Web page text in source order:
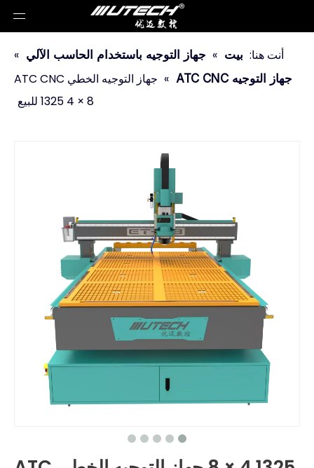
أنت هنا: بيت » جهاز التوجيه باستخدام الحاسب الآلي »
جهاز التوجيه ATC CNC »
جهاز التوجيه الخطي ATC CNC
1325 4 × 8 للبيع